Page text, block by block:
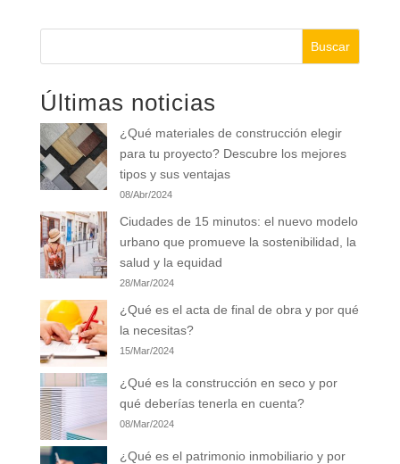
Buscar
Últimas noticias
¿Qué materiales de construcción elegir
para tu proyecto? Descubre los mejores
tipos y sus ventajas
08/Abr/2024
Ciudades de 15 minutos: el nuevo modelo
urbano que promueve la sostenibilidad, la
salud y la equidad
28/Mar/2024
¿Qué es el acta de final de obra y por qué
la necesitas?
15/Mar/2024
¿Qué es la construcción en seco y por
qué deberías tenerla en cuenta?
08/Mar/2024
¿Qué es el patrimonio inmobiliario y por